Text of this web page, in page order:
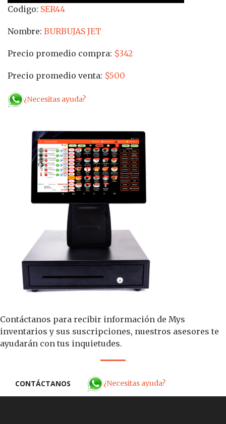
Codigo: SER44
Nombre: BURBUJAS JET
Precio promedio compra: $342
Precio promedio venta: $500
¿Necesitas ayuda?
Contáctanos para recibir información de Mys
inventarios y sus suscripciones, nuestros asesores te
ayudarán con tus inquietudes.
CONTÁCTANOS ¿Necesitas ayuda?